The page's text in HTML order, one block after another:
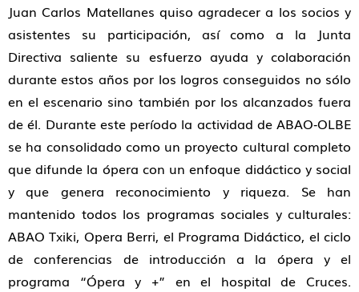
Juan Carlos Matellanes quiso agradecer a los socios y
asistentes su participación, así como a la Junta
Directiva saliente su esfuerzo ayuda y colaboración
durante estos años por los logros conseguidos no sólo
en el escenario sino también por los alcanzados fuera
de él. Durante este período la actividad de ABAO‐OLBE
se ha consolidado como un proyecto cultural completo
que difunde la ópera con un enfoque didáctico y social
y que genera reconocimiento y riqueza. Se han
mantenido todos los programas sociales y culturales:
ABAO Txiki, Opera Berri, el Programa Didáctico, el ciclo
de conferencias de introducción a la ópera y el
programa “Ópera y +” en el hospital de Cruces.